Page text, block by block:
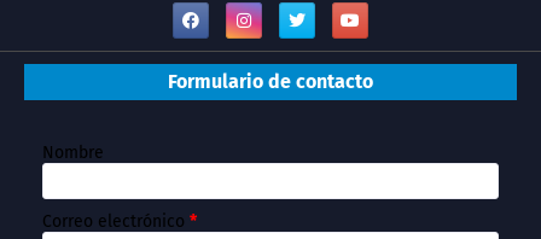
Formulario de contacto
Nombre
Correo electrónico *